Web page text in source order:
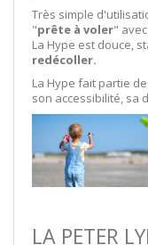
Très simple
"prête à voler"
La Hype est douce,
redécoller.
La Hype fait partie
son accessibilité, sa
LA PETER